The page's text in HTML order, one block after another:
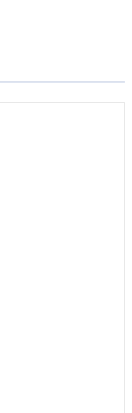
пока
для
вверх.
утюгом с
степень её
приклеивания